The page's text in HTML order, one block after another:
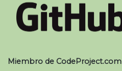
Miembro de CodeProject.com